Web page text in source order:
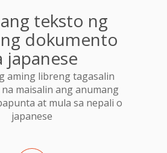
teksto ng
dokumento
japanese
aming libreng tagasalin
maisalin ang anumang
at mula sa nepali o
japanese